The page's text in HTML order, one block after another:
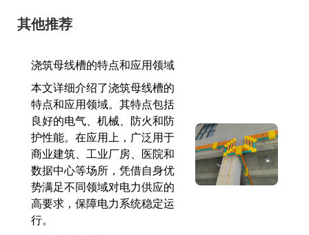
其他推荐
浇筑母线槽的特点和应用领域
本文详细介绍了浇筑母线槽的
特点和应用领域。其特点包括
良好的电气、机械、防火和防
护性能。在应用上，广泛用于
商业建筑、工业厂房、医院和
数据中心等场所，凭借自身优
势满足不同领域对电力供应的
高要求，保障电力系统稳定运
行。